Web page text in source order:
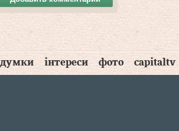
думки інтереси фото capitaltv